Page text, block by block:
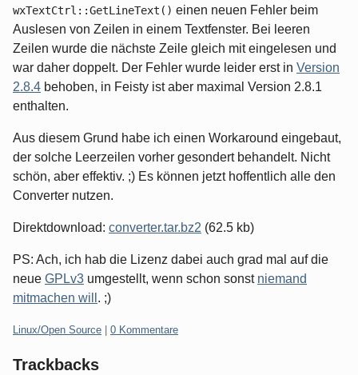
wxTextCtrl::GetLineText() einen neuen Fehler beim
Auslesen von Zeilen in einem Textfenster. Bei leeren
Zeilen wurde die nächste Zeile gleich mit eingelesen und
war daher doppelt. Der Fehler wurde leider erst in Version
2.8.4 behoben, in Feisty ist aber maximal Version 2.8.1
enthalten.
Aus diesem Grund habe ich einen Workaround eingebaut,
der solche Leerzeilen vorher gesondert behandelt. Nicht
schön, aber effektiv. ;) Es können jetzt hoffentlich alle den
Converter nutzen.
Direktdownload: converter.tar.bz2 (62.5 kb)
PS: Ach, ich hab die Lizenz dabei auch grad mal auf die
neue GPLv3 umgestellt, wenn schon sonst niemand
mitmachen will . ;)
Kategorien:
Linux/Open Source 0 Kommentare
Trackbacks